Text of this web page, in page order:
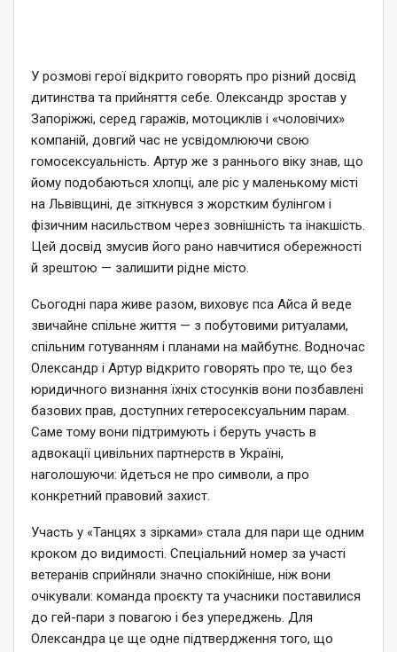
У розмові герої відкрито говорять про різний досвід
дитинства та прийняття себе. Олександр зростав у
Запоріжжі, серед гаражів, мотоциклів і «чоловічих»
компаній, довгий час не усвідомлюючи свою
гомосексуальність. Артур же з раннього віку знав, що
йому подобаються хлопці, але ріс у маленькому місті
на Львівщині, де зіткнувся з жорстким булінгом і
фізичним насильством через зовнішність та інакшість.
Цей досвід змусив його рано навчитися обережності
й зрештою — залишити рідне місто.
Сьогодні пара живе разом, виховує пса Айса й веде
звичайне спільне життя — з побутовими ритуалами,
спільним готуванням і планами на майбутнє. Водночас
Олександр і Артур відкрито говорять про те, що без
юридичного визнання їхніх стосунків вони позбавлені
базових прав, доступних гетеросексуальним парам.
Саме тому вони підтримують і беруть участь в
адвокації цивільних партнерств в Україні,
наголошуючи: йдеться не про символи, а про
конкретний правовий захист.
Участь у «Танцях з зірками» стала для пари ще одним
кроком до видимості. Спеціальний номер за участі
ветеранів сприйняли значно спокійніше, ніж вони
очікували: команда проєкту та учасники поставилися
до гей-пари з повагою і без упереджень. Для
Олександра це ще одне підтвердження того, що